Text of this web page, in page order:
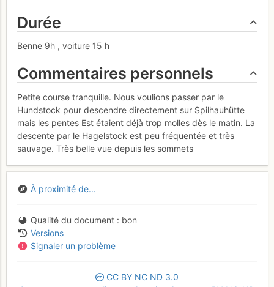
Durée
Benne 9h , voiture 15 h
Commentaires personnels
Petite course tranquille. Nous voulions passer par le
Hundstock pour descendre directement sur Spilhauhütte
mais les pentes Est étaient déjà trop molles dès le matin. La
descente par le Hagelstock est peu fréquentée et très
sauvage. Très belle vue depuis les sommets
À proximité de...
Qualité du document
bon
Versions
Signaler un problème
CC BY NC ND 3.0